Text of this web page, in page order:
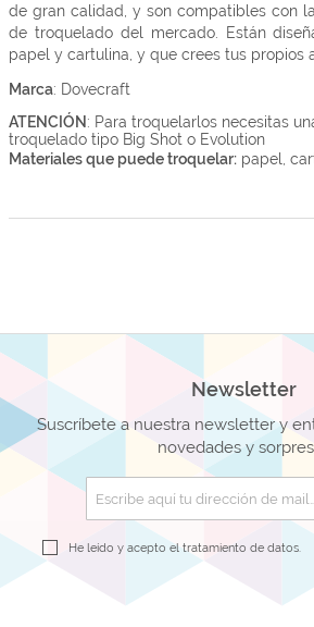
de gran calidad, y son compatibles con
de troquelado del mercado. Están
papel y cartulina, y que crees tus propios
Marca: Dovecraft
ATENCIÓN : Para troquelarlos necesitas
troquelado tipo Big Shot o Evolution
Materiales que puede troquelar: papel,
Newsletter
Suscríbete a nuestra newsletter y
novedades y
He leído y acepto el tratamiento de datos.